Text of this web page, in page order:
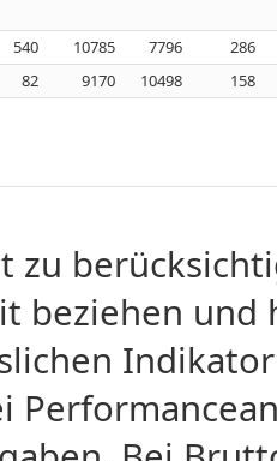
540 10785 7796
286
82 9170 10498 158
zu
beziehen